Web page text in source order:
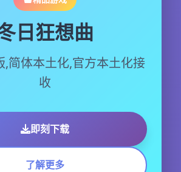
日狂想曲
,简体本土化,官方本土化接
收
即刻下载
了解更多